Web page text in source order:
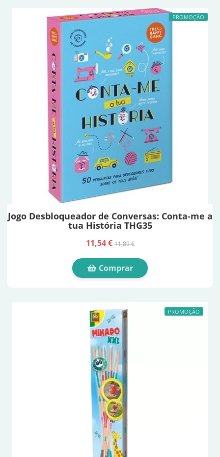
PROMOÇÃO
Jogo Desbloqueador de Conversas: Conta-me a
tua História THG35
11,54 €11,89 €
Comprar
PROMOÇÃO